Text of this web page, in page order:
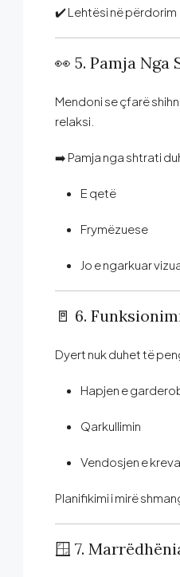
✔️ Lehtësi në përdorim
👀 5. Pamja
Mendoni se çfarë
relaksi.
➡️ Pamja nga shtrati
E qetë
Frymëzuese
Jo e ngarkuar
🚪 6.
Dyert nuk duhet të
Hapjen e
Qarkullimin
Vendosjen e
Planifikimi i mirë
🪟 7.